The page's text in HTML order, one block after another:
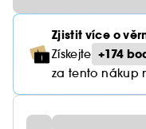
Zjistit více o
Získejte +174
za tento nákup